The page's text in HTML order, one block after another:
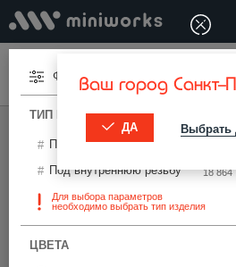
Меню Ваш город Санкт-
ДА Выбрать
МИНИВОРКС ПРО
Фильтры
Фильтры
ТИП И ПАРАМЕТРЫ
Под наружную резьбу
Под внутреннюю резьбу 18 864
Для выбора параметров
необходимо выбрать тип изделия
ЦВЕТА